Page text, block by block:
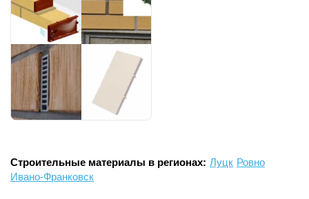
Строительные материалы в регионах: Луцк Ровно
Ивано-Франковск